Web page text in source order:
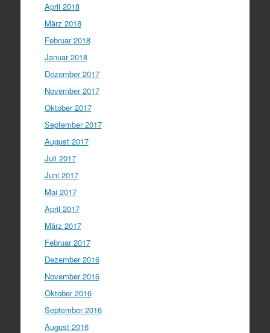
April 2018
März 2018
Februar 2018
Januar 2018
Dezember 2017
November 2017
Oktober 2017
September 2017
August 2017
Juli 2017
Juni 2017
Mai 2017
April 2017
März 2017
Februar 2017
Dezember 2016
November 2016
Oktober 2016
September 2016
August 2016